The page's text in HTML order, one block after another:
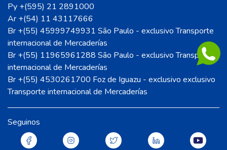
Py +(595) 21 2891000
Ar +(54) 11 43117666
Br +(55) 45999749931 São Paulo - exclusivo Transporte
internacional de Mercaderías
Br +(55) 11965961288 São Paulo - exclusivo Transporte
internacional de Mercaderías
Br +(55) 4530261700 Foz de Iguazu - exclusivo exclusivo
Transporte internacional de Mercaderías
Seguinos